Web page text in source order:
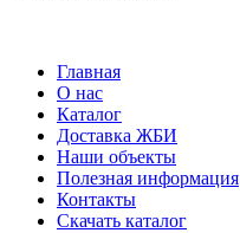
Главная
О нас
Каталог
Доставка ЖБИ
Наши объекты
Полезная информация
Контакты
Скачать каталог